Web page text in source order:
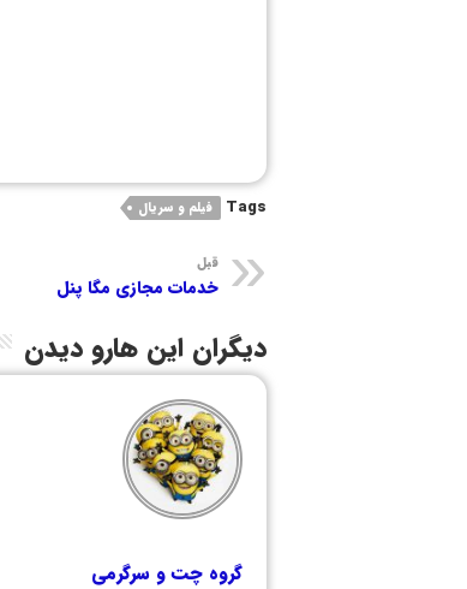
Tags فیلم و سریال
قبل
خدمات مجازی مگا پنل
دیگران این هارو دیدن
گروه چت و سرگرمی